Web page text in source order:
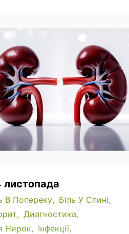
листопада
В Попереку
Біль У Спині
Диагностика
Нирок
Інфекції